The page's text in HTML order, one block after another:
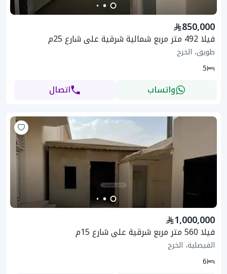
850,000
فيلا 492 متر مربع شمالية شرقية على شارع 25م
طويق، الخرج
5
واتساب اتصال
1,000,000
فيلا 560 متر مربع شرقية على شارع 15م
الفيصلية، الخرج
6